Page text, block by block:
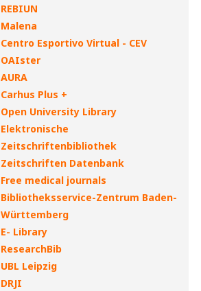
REBIUN
Malena
Centro Esportivo Virtual - CEV
OAIster
AURA
Carhus Plus +
Open University Library
Elektronische
Zeitschriftenbibliothek
Zeitschriften Datenbank
Free medical journals
Bibliotheksservice-Zentrum Baden-
Württemberg
E- Library
ResearchBib
UBL Leipzig
DRJI